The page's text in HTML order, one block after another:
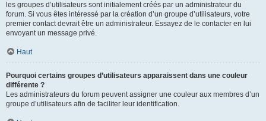
les groupes d’utilisateurs sont initialement créés par un administrateur du
forum. Si vous êtes intéressé par la création d’un groupe d’utilisateurs, votre
premier contact devrait être un administrateur. Essayez de le contacter en lui
envoyant un message privé.
Haut
Pourquoi certains groupes d’utilisateurs apparaissent dans une couleur
différente ?
Les administrateurs du forum peuvent assigner une couleur aux membres d’un
groupe d’utilisateurs afin de faciliter leur identification.